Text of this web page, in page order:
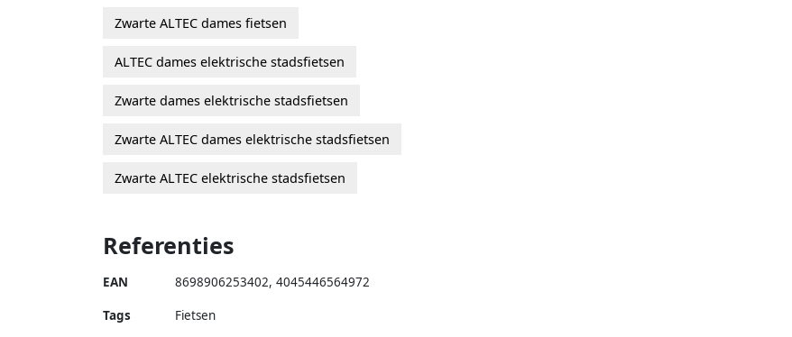
Zwarte ALTEC dames fietsen
ALTEC dames elektrische stadsfietsen
Zwarte dames elektrische stadsfietsen
Zwarte ALTEC dames elektrische stadsfietsen
Zwarte ALTEC elektrische stadsfietsen
Referenties
EAN 8698906253402, 4045446564972
Tags
Fietsen